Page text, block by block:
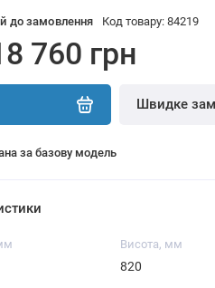
до замовлення Код товару: 84219
760 грн
Швидке
за базову модель
Висота, мм
820